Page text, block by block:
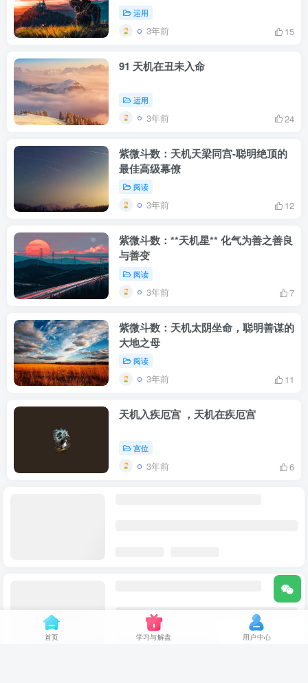
运用
3年前 15
91 天机在丑未入命
运用
3年前 24
紫微斗数：天机天梁同宫-聪明绝顶的
最佳高级幕僚
阅读
3年前 12
紫微斗数：**天机星** 化气为善之善良
与善变
阅读
3年前 7
紫微斗数：天机太阴坐命，聪明善谋的
大地之母
阅读
3年前 11
天机入疾厄宫 ，天机在疾厄宫
宫位
3年前 6
宫位
3年前
首页 学习与解盘 用户中心